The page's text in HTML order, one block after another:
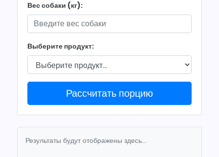
Вес собаки (кг):
Выберите продукт:
Рассчитать порцию
Результаты будут отображены здесь...